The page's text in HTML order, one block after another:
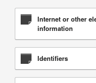
Internet or other
information
Identifiers